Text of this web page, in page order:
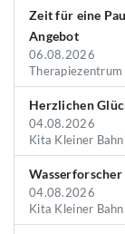
Zeit für eine
Angebot
06.08.2026
Herzlichen
04.08.2026
Kita Kleiner
04.08.2026
Kita Kleiner